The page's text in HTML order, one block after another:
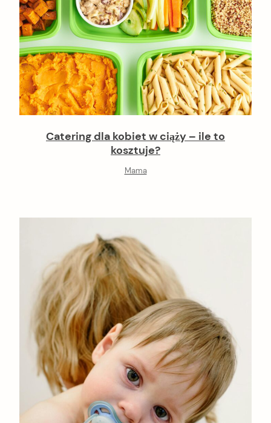
Catering dla kobiet w ciąży – ile to
kosztuje?
Mama